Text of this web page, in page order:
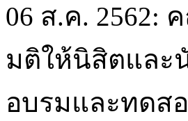
06 ส.ค. 2562:
มติให้นิสิตและ
อบรมและทดส